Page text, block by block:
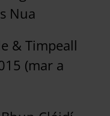
Nua
& Timpeall
(mar a